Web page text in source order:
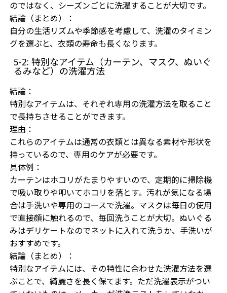
のではなく、シーズンごとに洗濯することが大切です。
結論（まとめ）：
自分の生活リズムや季節感を考慮して、洗濯のタイミン
グを選ぶと、衣類の寿命も長くなります。
5-2: 特別なアイテム（カーテン、マスク、ぬいぐ
るみなど）の洗濯方法
結論：
特別なアイテムは、それぞれ専用の洗濯方法を取ること
で長持ちさせることができます。
理由：
これらのアイテムは通常の衣類とは異なる素材や形状を
持っているので、専用のケアが必要です。
具体例：
カーテンはホコリがたまりやすいので、定期的に掃除機
で吸い取りや叩いてホコリを落とす。汚れが気になる場
合は手洗いや専用のコースで洗濯。マスクは毎日の使用
で直接顔に触れるので、毎回洗うことが大切。ぬいぐる
みはデリケートなのでネットに入れて洗うか、手洗いが
おすすめです。
結論（まとめ）：
特別なアイテムには、その特性に合わせた洗濯方法を選
ぶことで、綺麗さを長く保てます。ただ洗濯表示がつい